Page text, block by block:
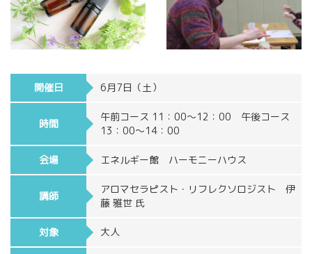
開催日 6月7日（土）
時間
午前コース 11：00～12：00 午後コース
13：00～14：00
会場 エネルギー館 ハーモニーハウス
講師
アロマセラピスト・リフレクソロジスト 伊
藤 雅世 氏
対象 大人